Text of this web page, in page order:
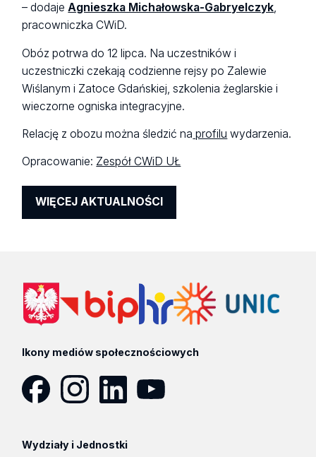
– dodajeAgnieszka Michałowska-Gabryelczyk,
pracowniczka CWiD.
Obóz potrwa do 12 lipca. Na uczestników i
uczestniczki czekają codzienne rejsy po Zalewie
Wiślanym i Zatoce Gdańskiej, szkolenia żeglarskie i
wieczorne ogniska integracyjne.
Relację z obozu można śledzić na profilu wydarzenia.
Opracowanie: Zespół CWiD UŁ
WIĘCEJ AKTUALNOŚCI
Ikony mediów społecznościowych
Wydziały i Jednostki